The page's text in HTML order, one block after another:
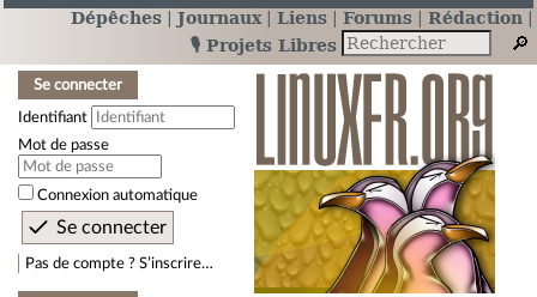
Dépêches Journaux Liens Forums
Rédaction
🎙️ Projets Libres
Se connecter
Identifiant
Mot de passe
Connexion automatique
Pas de compte ? S’inscrire…